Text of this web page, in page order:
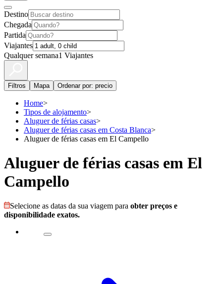
Destino
Chegada
Partida
Viajantes
Qualquer semana1 Viajantes
Filtros Mapa Ordenar por: precio
Home>
Tipos de alojamento>
Aluguer de férias casas>
Aluguer de férias casas em Costa Blanca>
Aluguer de férias casas em El Campello
Aluguer de férias casas em El
Campello
Selecione as datas da sua viagem para obter preços e
disponibilidade exatos.